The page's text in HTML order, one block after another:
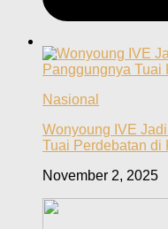
Nasional
Wonyoung IVE
Tuai Perdebatan di
November 2, 2025